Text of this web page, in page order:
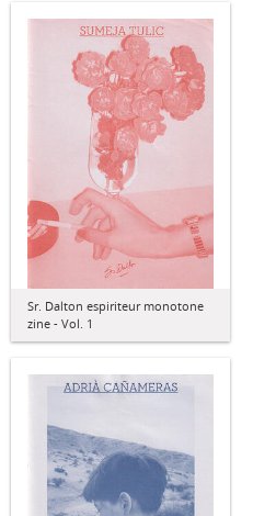
Sr. Dalton espiriteur monotone
zine - Vol. 1